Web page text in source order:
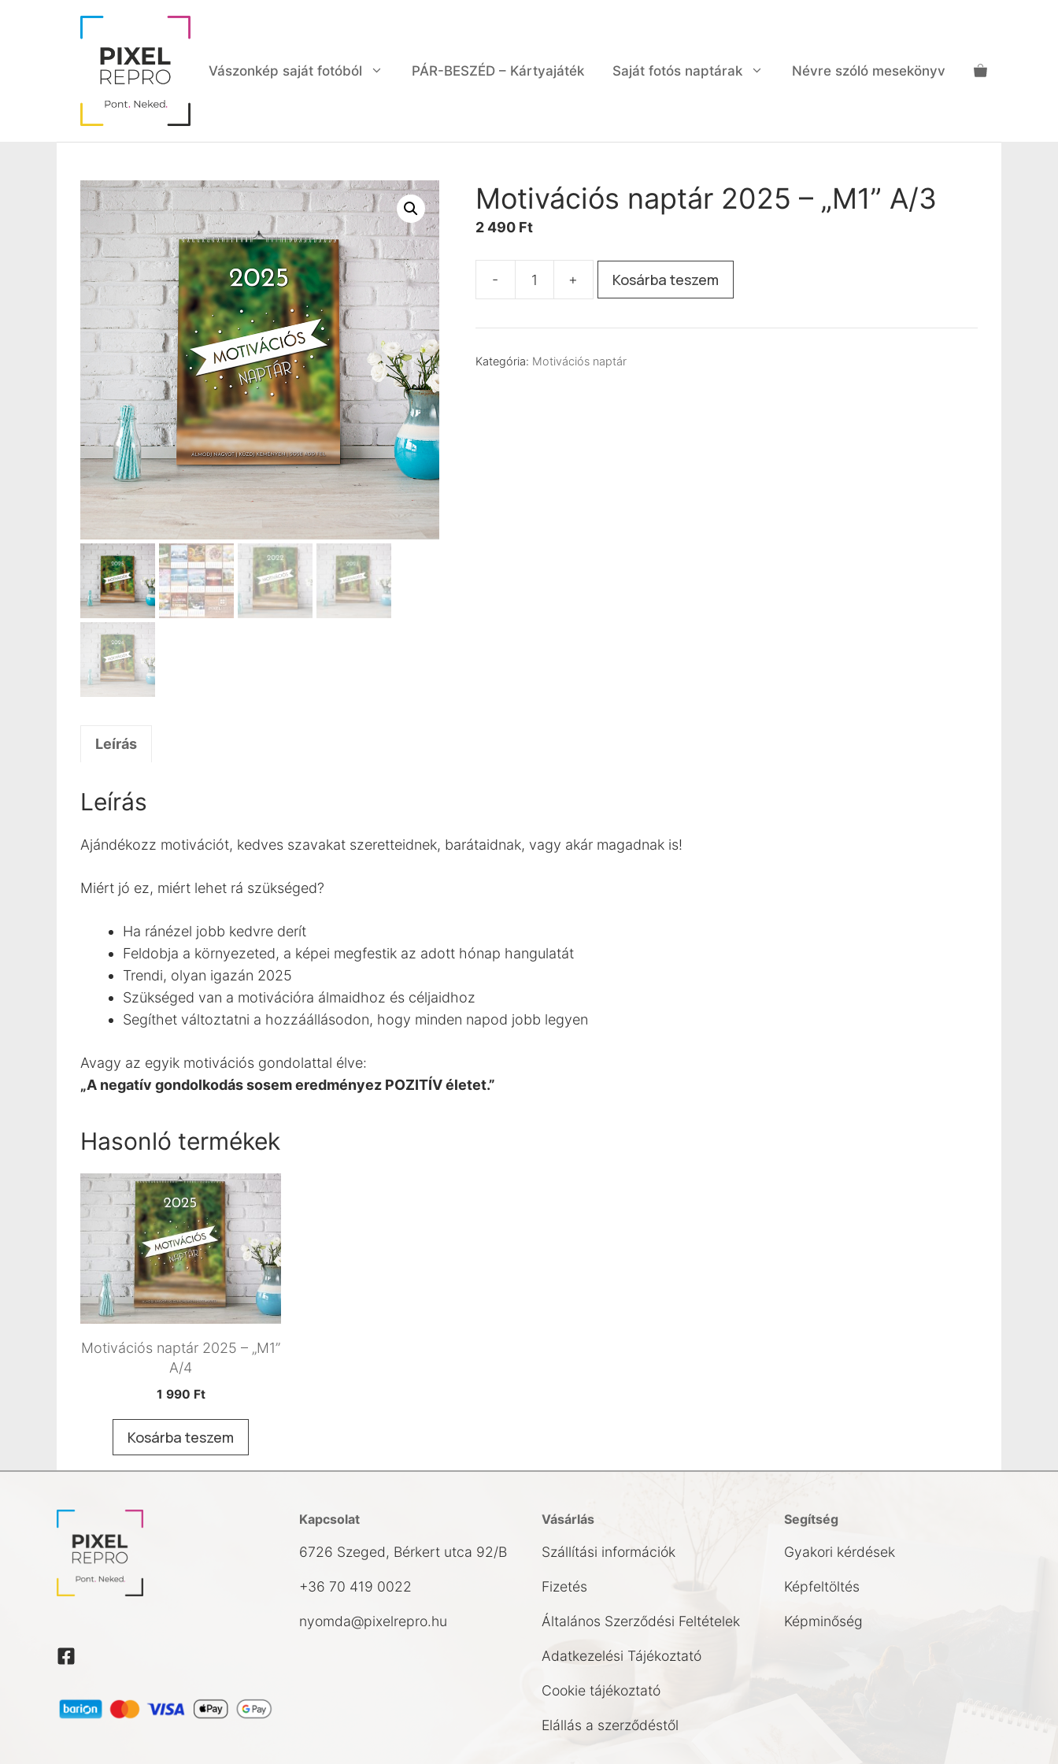
Vászonkép saját fotóból PÁR-BESZÉD – Kártyajáték Saját fotós naptárak Névre szóló mesekönyv
Motivációs naptár 2025 – „M1” A/3
2 490 Ft
-
Motivációs
2025
–
+ Kosárba teszem
Kategória: Motivációs naptár
Leírás
Leírás
Ajándékozz motivációt, kedves szavakat szeretteidnek, barátaidnak, vagy akár magadnak is!
Miért jó ez, miért lehet rá szükséged?
Ha ránézel jobb kedvre derít
Feldobja a környezeted, a képei megfestik az adott hónap hangulatát
Trendi, olyan igazán 2025
Szükséged van a motivációra álmaidhoz és céljaidhoz
Segíthet változtatni a hozzáállásodon, hogy minden napod jobb legyen
Avagy az egyik motivációs gondolattal élve:
„A negatív gondolkodás sosem eredményez POZITÍV életet.”
Hasonló termékek
Motivációs naptár 2025 – „M1”
A/4
1 990 Ft
Kosárba teszem
Kapcsolat
6726 Szeged, Bérkert utca 92/B
+36 70 419 0022
nyomda@pixelrepro.hu
Vásárlás
Szállítási információk
Fizetés
Általános Szerződési Feltételek
Adatkezelési Tájékoztató
Cookie tájékoztató
Elállás a szerződéstől
Segítség
Gyakori kérdések
Képfeltöltés
Képminőség